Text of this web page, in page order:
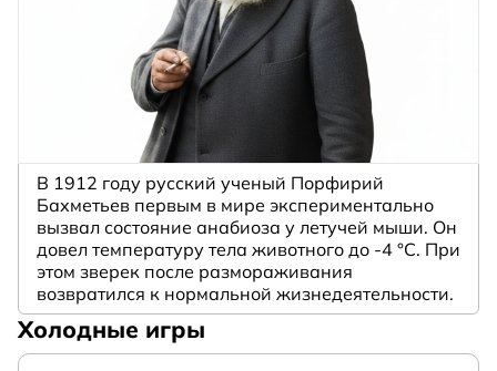
В 1912 году русский ученый Порфирий
Бахметьев первым в мире экспериментально
вызвал состояние анабиоза у летучей мыши. Он
довел температуру тела животного до -4 °C. При
этом зверек после размораживания
возвратился к нормальной жизнедеятельности.
Холодные игры